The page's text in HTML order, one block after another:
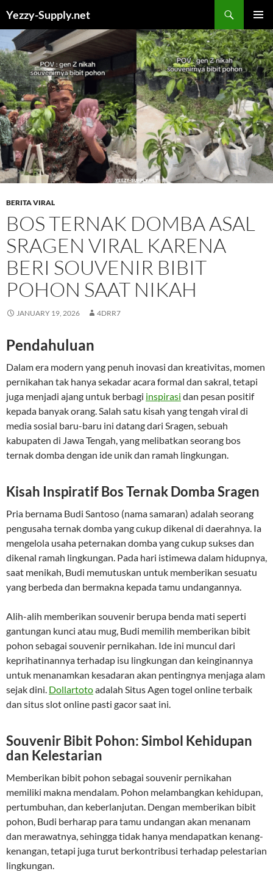
content
Yezzy-Supply.net
MENU
BERITA VIRAL
BOS TERNAK DOMBA ASAL
SRAGEN VIRAL KARENA
BERI SOUVENIR BIBIT
POHON SAAT NIKAH
JANUARY 19, 2026 4DRR7
Pendahuluan
Dalam era modern yang penuh inovasi dan kreativitas, momen
pernikahan tak hanya sekadar acara formal dan sakral, tetapi
juga menjadi ajang untuk berbagi inspirasi dan pesan positif
kepada banyak orang. Salah satu kisah yang tengah viral di
media sosial baru-baru ini datang dari Sragen, sebuah
kabupaten di Jawa Tengah, yang melibatkan seorang bos
ternak domba dengan ide unik dan ramah lingkungan.
Kisah Inspiratif Bos Ternak Domba Sragen
Pria bernama Budi Santoso (nama samaran) adalah seorang
pengusaha ternak domba yang cukup dikenal di daerahnya. Ia
mengelola usaha peternakan domba yang cukup sukses dan
dikenal ramah lingkungan. Pada hari istimewa dalam hidupnya,
saat menikah, Budi memutuskan untuk memberikan sesuatu
yang berbeda dan bermakna kepada tamu undangannya.
Alih-alih memberikan souvenir berupa benda mati seperti
gantungan kunci atau mug, Budi memilih memberikan bibit
pohon sebagai souvenir pernikahan. Ide ini muncul dari
keprihatinannya terhadap isu lingkungan dan keinginannya
untuk menanamkan kesadaran akan pentingnya menjaga alam
sejak dini. Dollartotoadalah Situs Agen togel online terbaik
dan situs slot online pasti gacor saat ini.
Souvenir Bibit Pohon: Simbol Kehidupan
dan Kelestarian
Memberikan bibit pohon sebagai souvenir pernikahan
memiliki makna mendalam. Pohon melambangkan kehidupan,
pertumbuhan, dan keberlanjutan. Dengan memberikan bibit
pohon, Budi berharap para tamu undangan akan menanam
dan merawatnya, sehingga tidak hanya mendapatkan kenang-
kenangan, tetapi juga turut berkontribusi terhadap pelestarian
lingkungan.